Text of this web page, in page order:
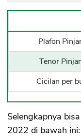
Plafon
Tenor
Cicilan per
Selengkapnya
2022 di bawah ini: